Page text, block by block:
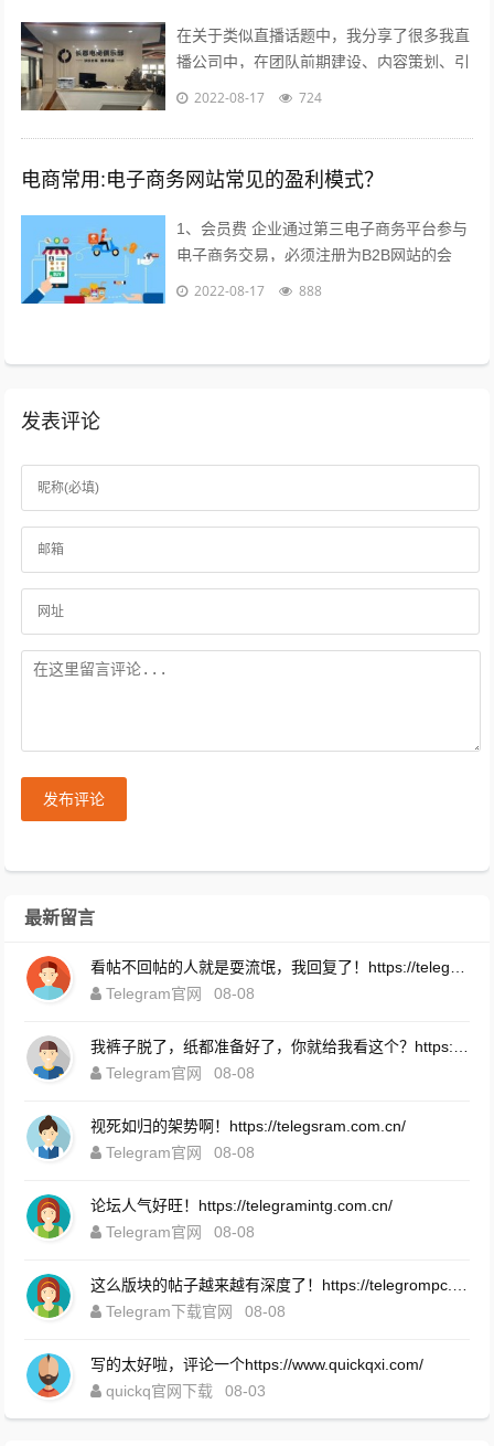
在关于类似直播话题中，我分享了很多我直
播公司中，在团队前期建设、内容策划、引
流推广及执行过程等干货；本不想多参合这
2022-08-17 724
电商常用:电子商务网站常见的盈利模式？
1、会员费 企业通过第三电子商务平台参与
电子商务交易，必须注册为B2B网站的会
员，每年要交纳一定的会员费，才能享受网
2022-08-17 888
发表评论
发布评论
最新留言
Telegram官网
08-08
Telegram官网
08-08
视死如归的架势啊！https://telegsram.com.cn/
Telegram官网
08-08
论坛人气好旺！https://telegramintg.com.cn/
Telegram官网
08-08
Telegram下载官网
08-08
写的太好啦，评论一个https://www.quickqxi.com/
quickq官网下载
08-03